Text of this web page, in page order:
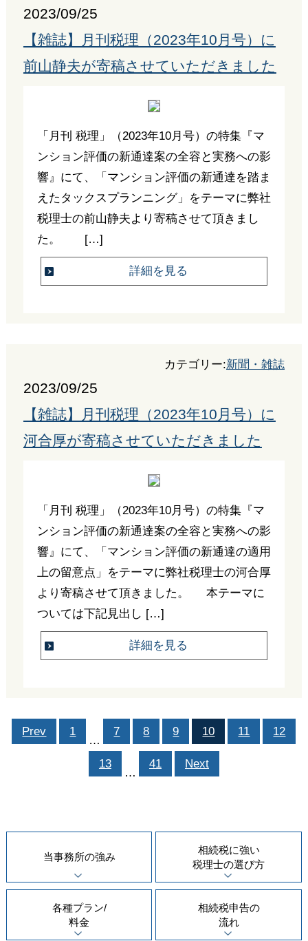
2023/09/25
【雑誌】月刊税理（2023年10月号）に
前山静夫が寄稿させていただきました
「月刊 税理」（2023年10月号）の特集『マ
ンション評価の新通達案の全容と実務への影
響』にて、「マンション評価の新通達を踏ま
えたタックスプランニング」をテーマに弊社
税理士の前山静夫より寄稿させて頂きまし
た。 […]
詳細を見る
カテゴリー:新聞・雑誌
2023/09/25
【雑誌】月刊税理（2023年10月号）に
河合厚が寄稿させていただきました
「月刊 税理」（2023年10月号）の特集『マ
ンション評価の新通達案の全容と実務への影
響』にて、「マンション評価の新通達の適用
上の留意点」をテーマに弊社税理士の河合厚
より寄稿させて頂きました。 本テーマに
ついては下記見出し […]
詳細を見る
Prev 1
…
7 8 9 10 11 12
13
…
41 Next
当事務所の強み
相続税に強い
税理士の選び方
各種プラン/
料金
相続税申告の
流れ